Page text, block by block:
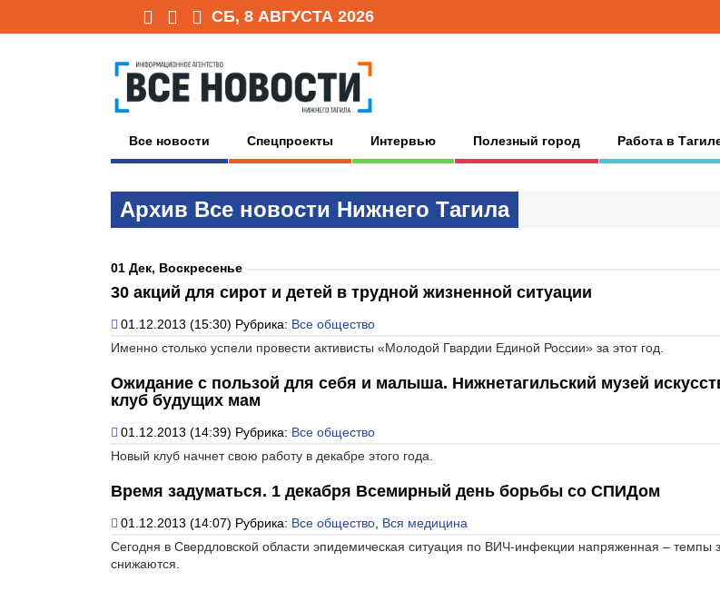
СБ, 8 АВГУСТА 2026
Все новости Спецпроекты Интервью Полезный город Работа в
Архив Всe нoвoсти Нижнегo Тaгилa
01 Дек, Воскресенье
30 акций для сирот и детей в трудной жизненной ситуации
01.12.2013 (15:30) Рубрика: Все общество
Именно столько успели провести активисты «Молодой Гвардии Единой России» за этот год.
Ожидание с пользой для себя и малыша. Нижнетагильский музей
клуб будущих мам
01.12.2013 (14:39) Рубрика: Все общество
Новый клуб начнет свою работу в декабре этого года.
Время задуматься. 1 декабря Всемирный день борьбы со СПИДом
01.12.2013 (14:07) Рубрика: Все общество Вся медицина
Сегодня в Свердловской области эпидемическая ситуация по ВИЧ-инфекции напряженная – темпы
снижаются.